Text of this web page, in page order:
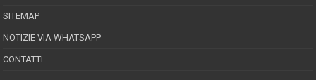
SITEMAP
NOTIZIE VIA WHATSAPP
CONTATTI